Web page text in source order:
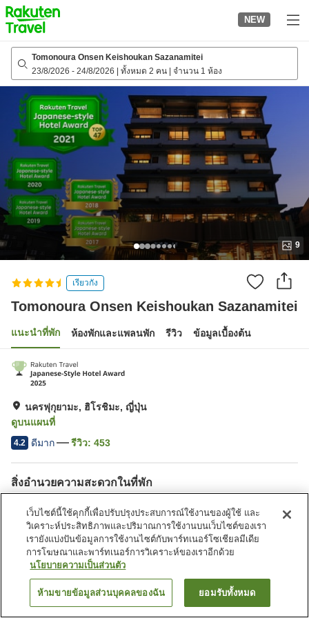
to
top
page
NEW
Tomonoura Onsen Keishoukan Sazanamitei
23/8/2026 - 24/8/2026 ทั้งหมด 2 คน จำนวน 1 ห้อง
9
เรียวกัง
Tomonoura Onsen Keishoukan Sazanamitei
แนะนำที่พัก ห้องพักและแพลนพัก รีวิว ข้อมูลเบื้องต้น
นครฟุกุยามะ, ฮิโรชิมะ, ญี่ปุ่น
ดูบนแผนที่
4.2 ดีมาก รีวิว: 453
สิ่งอำนวยความสะดวกในที่พัก
ร้านอาหาร
คาเฟ่
หน้าแรก ญี่ปุ่น ฮิโรชิมะ
นครฟุกุยามะ
Tomonoura Onsen Keishoukan Sazanamitei
ค้นหาห้องพัก
เว็บไซต์นี้ใช้คุกกี้เพื่อปรับปรุงประสบการณ์ใช้งานของผู้ใช้ และ
วิเคราะห์ประสิทธิภาพและปริมาณการใช้งานบนเว็บไซต์ของเรา
เรายังแบ่งปันข้อมูลการใช้งานไซต์กับพาร์ทเนอร์โซเชียลมีเดีย
การโฆษณาและพาร์ทเนอร์การวิเคราะห์ของเราอีกด้วย
นโยบายความเป็นส่วนตัว
ห้ามขายข้อมูลส่วนบุคคลของฉัน ยอมรับทั้งหมด